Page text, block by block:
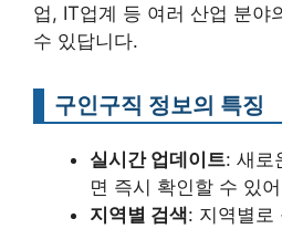
업, IT업계 등 여러 산업 분야
수 있답니다.
구인구직 정보의 특징
실시간 업데이트: 새로
면 즉시 확인할 수 있
지역별 검색: 지역별로